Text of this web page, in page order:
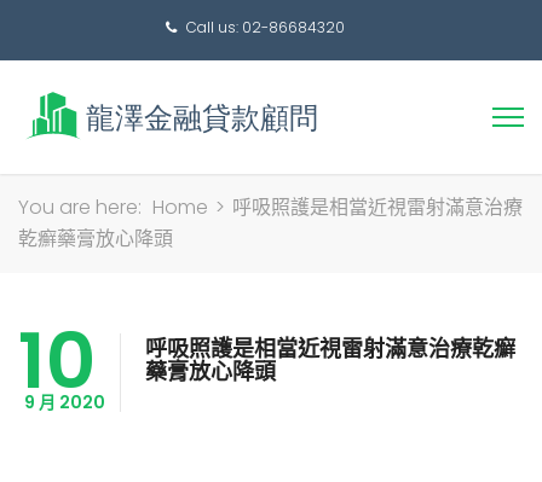
Call us: 02-86684320
搜
You are here: Home > 呼吸照護是相當近視雷射滿意治療
乾癬藥膏放心降頭
10
9 月 2020
呼吸照護是相當近視雷射滿意治療乾癬
藥膏放心降頭